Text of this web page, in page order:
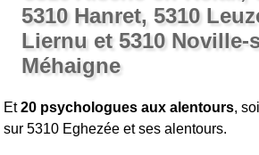
5310 Hanret, 5310
Liernu et 5310 Noville-
Méhaigne
Et20 psychologues aux alentours,
sur 5310 Eghezée et ses alentours.